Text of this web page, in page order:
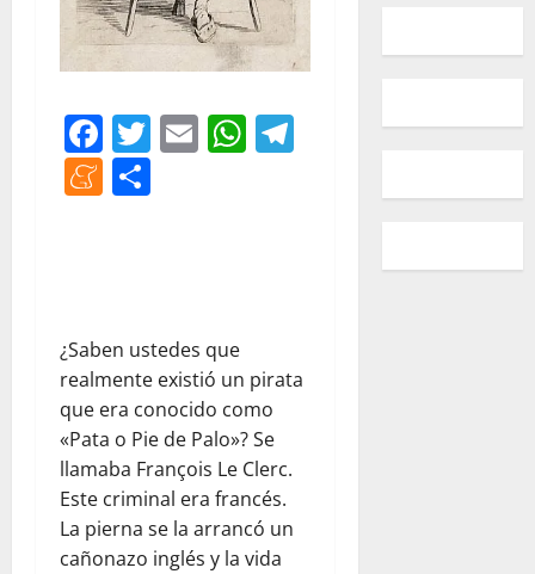
Facebook
Twitter
EmailWhatsApp
Telegram
Meneame
¿Saben ustedes que
realmente existió un pirata
que era conocido como
«Pata o Pie de Palo»? Se
llamaba François Le Clerc.
Este criminal era francés.
La pierna se la arrancó un
cañonazo inglés y la vida